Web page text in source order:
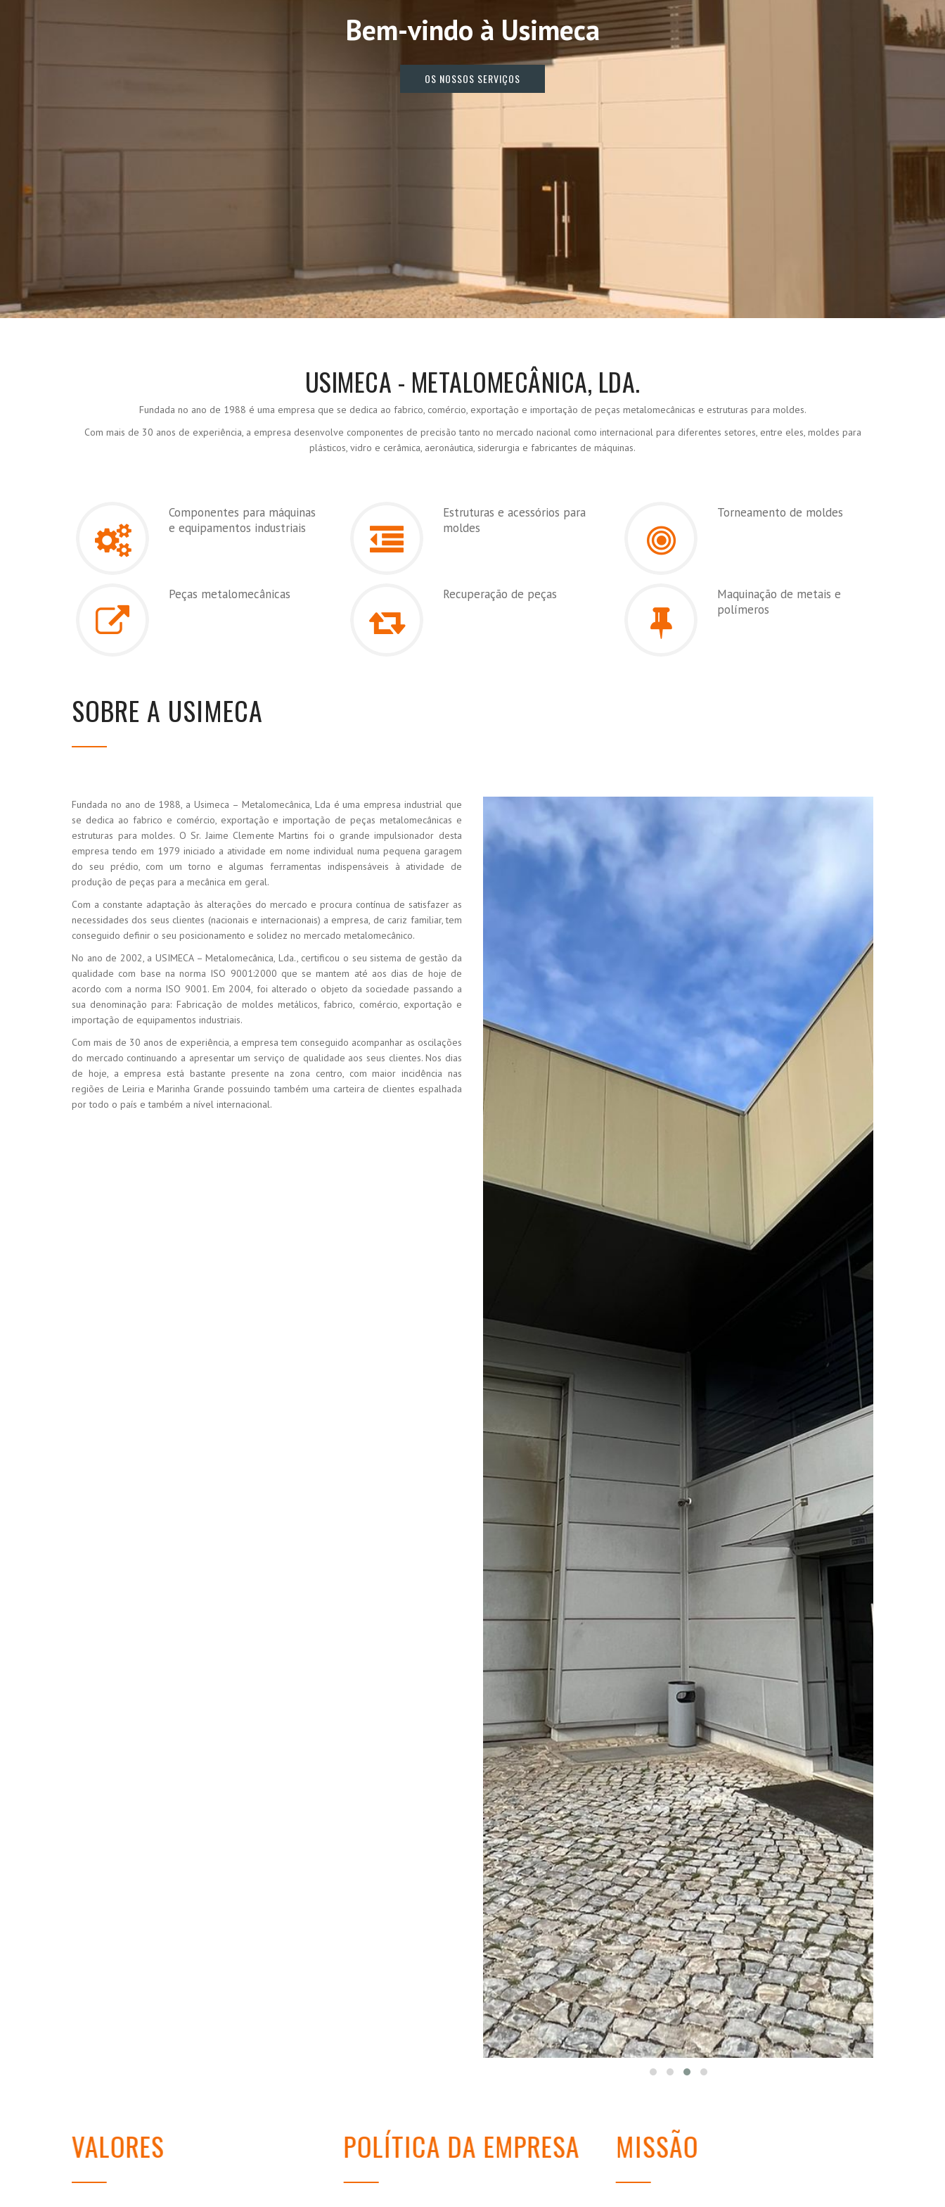
Bem-vindo à Usimeca
OS NOSSOS SERVIÇOS
USIMECA - METALOMECÂNICA, LDA.
Fundada no ano de 1988 é uma empresa que se dedica ao fabrico, comércio, exportação e importação de peças metalomecânicas e estruturas para moldes.
Com mais de 30 anos de experiência, a empresa desenvolve componentes de precisão tanto no mercado nacional como internacional para diferentes setores, entre eles, moldes para
plásticos, vidro e cerâmica, aeronáutica, siderurgia e fabricantes de máquinas.
Componentes para máquinas
e equipamentos industriais
Estruturas e acessórios para
moldes
Torneamento de moldes
Peças metalomecânicas Recuperação de peças
Maquinação de metais e
polímeros
SOBRE A USIMECA
Fundada no ano de 1988, a Usimeca – Metalomecânica, Lda é uma empresa industrial que
se dedica ao fabrico e comércio, exportação e importação de peças metalomecânicas e
estruturas para moldes. O Sr. Jaime Clemente Martins foi o grande impulsionador desta
empresa tendo em 1979 iniciado a atividade em nome individual numa pequena garagem
do seu prédio, com um torno e algumas ferramentas indispensáveis à atividade de
produção de peças para a mecânica em geral.
Com a constante adaptação às alterações do mercado e procura contínua de satisfazer as
necessidades dos seus clientes (nacionais e internacionais) a empresa, de cariz familiar, tem
conseguido definir o seu posicionamento e solidez no mercado metalomecânico.
No ano de 2002, a USIMECA – Metalomecânica, Lda., certificou o seu sistema de gestão da
qualidade com base na norma ISO 9001:2000 que se mantem até aos dias de hoje de
acordo com a norma ISO 9001. Em 2004, foi alterado o objeto da sociedade passando a
sua denominação para: Fabricação de moldes metálicos, fabrico, comércio, exportação e
importação de equipamentos industriais.
Com mais de 30 anos de experiência, a empresa tem conseguido acompanhar as oscilações
do mercado continuando a apresentar um serviço de qualidade aos seus clientes. Nos dias
de hoje, a empresa está bastante presente na zona centro, com maior incidência nas
regiões de Leiria e Marinha Grande possuindo também uma carteira de clientes espalhada
por todo o país e também a nível internacional.
VALORES POLÍTICA DA EMPRESA MISSÃO